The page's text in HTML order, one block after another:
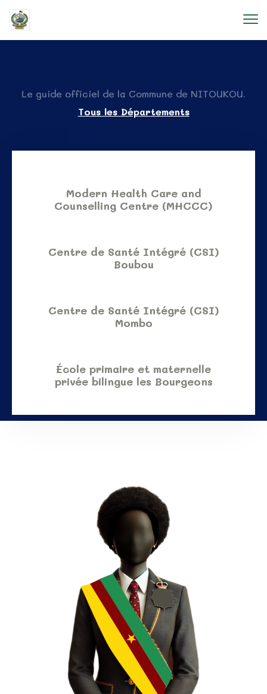
Le guide officiel de la Commune de NITOUKOU.
Tous les Départements
Modern Health Care and
Counselling Centre (MHCCC)
Centre de Santé Intégré (CSI)
Boubou
Centre de Santé Intégré (CSI)
Mombo
École primaire et maternelle
privée bilingue les Bourgeons